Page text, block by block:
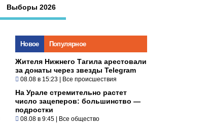
Выборы 2026
Новое Популярное
Жителя Нижнего Тагила арестовали
за донаты через звезды Telegram
08.08 в 15:23 | Все происшествия
На Урале стремительно растет
число зацеперов: большинство —
подростки
08.08 в 9:45 | Все общество